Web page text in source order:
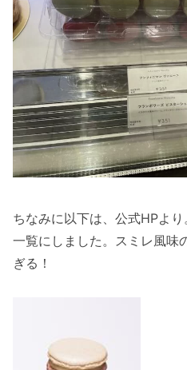
ちなみに以下は、公式HPよ
一覧にしました。スミレ風味
ぎる！